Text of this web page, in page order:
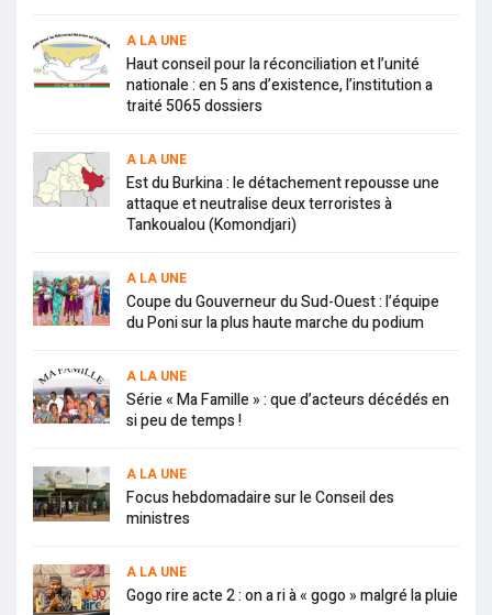
A LA UNE
Haut conseil pour la réconciliation et l’unité
nationale : en 5 ans d’existence, l’institution a
traité 5065 dossiers
A LA UNE
Est du Burkina : le détachement repousse une
attaque et neutralise deux terroristes à
Tankoualou (Komondjari)
A LA UNE
Coupe du Gouverneur du Sud-Ouest : l’équipe
du Poni sur la plus haute marche du podium
A LA UNE
Série « Ma Famille » : que d’acteurs décédés en
si peu de temps !
A LA UNE
Focus hebdomadaire sur le Conseil des
ministres
A LA UNE
Gogo rire acte 2 : on a ri à « gogo » malgré la pluie